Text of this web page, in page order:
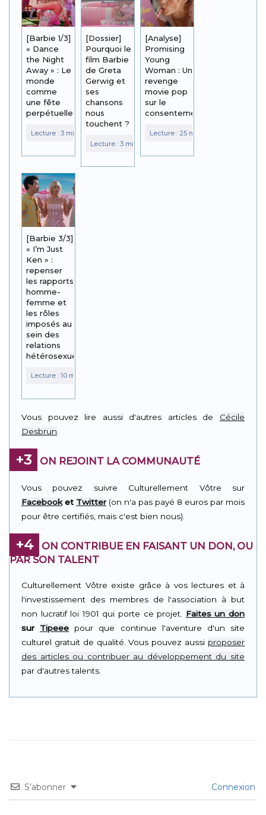
[Barbie 1/3]
« Dance
the Night
Away » : Le
monde
comme
une fête
perpétuelle
[Dossier]
Pourquoi le
film Barbie
de Greta
Gerwig et
ses
chansons
nous
touchent ?
[Analyse]
Promising
Young
Woman : Un
revenge
movie pop
sur le
consentement
[Barbie 3/3]
« I’m Just
Ken » :
repenser
les rapports
homme-
femme et
les rôles
imposés au
sein des
relations
hétérosexuelles
Vous pouvez lire aussi d'autres articles de Cécile
Desbrun
+3 ON REJOINT LA COMMUNAUTÉ
Vous pouvez suivre Culturellement Vôtre sur
Facebooket Twitter(on n'a pas payé 8 euros par mois
pour être certifiés, mais c'est bien nous).
+4
ON CONTRIBUE EN FAISANT UN DON, OU
PAR SON TALENT
Culturellement Vôtre existe grâce à vos lectures et à
l'investissement des membres de l'association à but
non lucratif loi 1901 qui porte ce projet. Faites un don
sur Tipeee pour que continue l'aventure d'un site
culturel gratuit de qualité. Vous pouvez aussi proposer
des articles ou contribuer au développement du site
par d'autres talents.
S’abonner Connexion